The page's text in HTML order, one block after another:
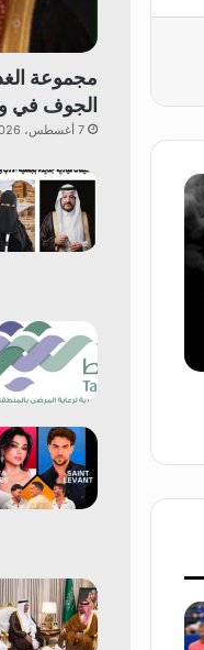
مجموعة
الجوف في
7 أغسطس، 2026